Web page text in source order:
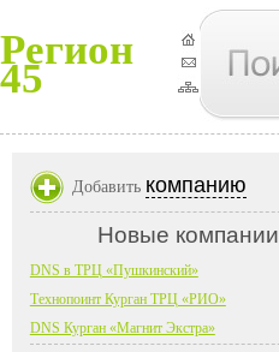
Регион
45
Добавить компанию
Новые компании
DNS в ТРЦ «Пушкинский»
Технопоинт Курган ТРЦ «РИО»
DNS Курган «Магнит Экстра»